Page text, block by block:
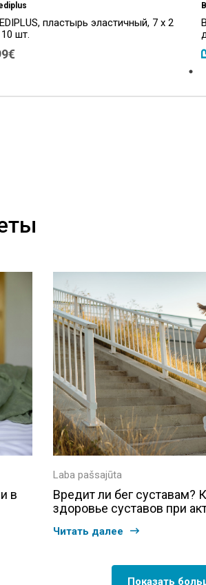
пластырь эластичный, 7 х 2
шт.
в
Laba pašsajūta
Вредит ли бег суставам?
здоровье суставов при
Читать далее
Показать